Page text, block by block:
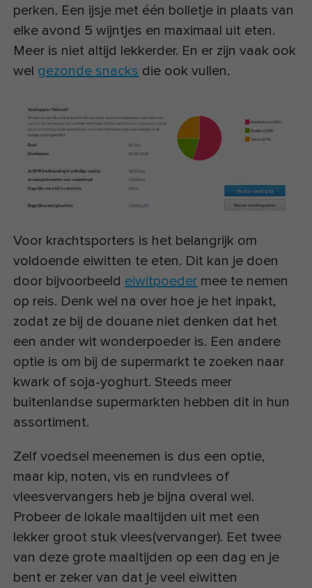
perken. Een ijsje met één bolletje in plaats van
elke avond 5 wijntjes en maximaal uit eten.
Meer is niet altijd lekkerder. En er zijn vaak ook
wel gezonde snacks die ook vullen.
Voor krachtsporters is het belangrijk om
voldoende eiwitten te eten. Dit kan je doen
door bijvoorbeeld eiwitpoeder mee te nemen
op reis. Denk wel na over hoe je het inpakt,
zodat ze bij de douane niet denken dat het
een ander wit wonderpoeder is. Een andere
optie is om bij de supermarkt te zoeken naar
kwark of soja-yoghurt. Steeds meer
buitenlandse supermarkten hebben dit in hun
assortiment.
Zelf voedsel meenemen is dus een optie,
maar kip, noten, vis en rundvlees of
vleesvervangers heb je bijna overal wel.
Probeer de lokale maaltijden uit met een
lekker groot stuk vlees(vervanger). Eet twee
van deze grote maaltijden op een dag en je
bent er zeker van dat je veel eiwitten